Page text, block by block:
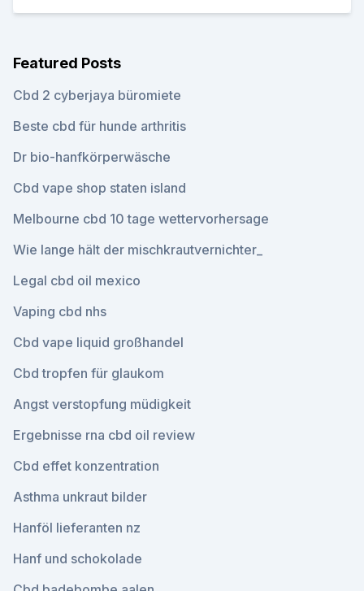
Featured Posts
Cbd 2 cyberjaya büromiete
Beste cbd für hunde arthritis
Dr bio-hanfkörperwäsche
Cbd vape shop staten island
Melbourne cbd 10 tage wettervorhersage
Wie lange hält der mischkrautvernichter_
Legal cbd oil mexico
Vaping cbd nhs
Cbd vape liquid großhandel
Cbd tropfen für glaukom
Angst verstopfung müdigkeit
Ergebnisse rna cbd oil review
Cbd effet konzentration
Asthma unkraut bilder
Hanföl lieferanten nz
Hanf und schokolade